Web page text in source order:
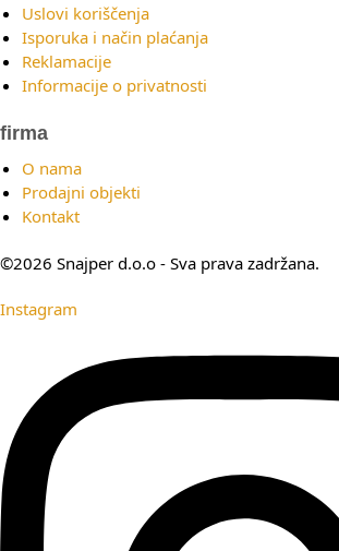
Uslovi koriščenja
Isporuka i način plaćanja
Reklamacije
Informacije o privatnosti
firma
O nama
Prodajni objekti
Kontakt
©2026 Snajper d.o.o - Sva prava zadržana.
Instagram